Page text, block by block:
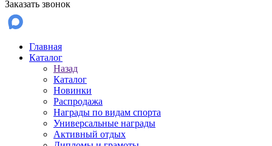
Заказать звонок
Главная
Каталог
Назад
Каталог
Новинки
Распродажа
Награды по видам спорта
Универсальные награды
Активный отдых